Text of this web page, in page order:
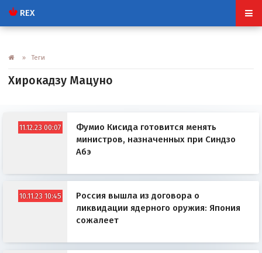
REX
» Теги
Хирокадзу Мацуно
11.12.23 00:07
Фумио Кисида готовится менять
министров, назначенных при Синдзо
Абэ
10.11.23 10:45
Россия вышла из договора о
ликвидации ядерного оружия: Япония
сожалеет